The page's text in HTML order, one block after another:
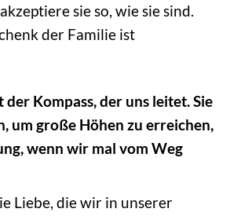
sie so, wie sie sind.
der Familie ist
der Kompass, der uns leitet. Sie
um große Höhen zu erreichen,
wenn wir mal vom Weg
Liebe, die wir in unserer